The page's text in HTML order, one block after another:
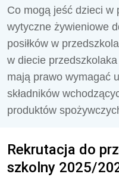
Co mogą jeść dzieci w
wytyczne żywieniowe
posiłków w
w diecie
mają prawo wymagać
składników
produktów
Rekrutacja do
szkolny 2025/